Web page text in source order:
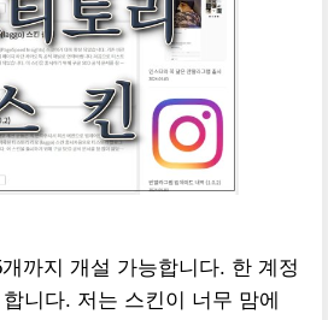
까지 개설 가능합니다. 한 계정
니다. 저는 스킨이 너무 맘에